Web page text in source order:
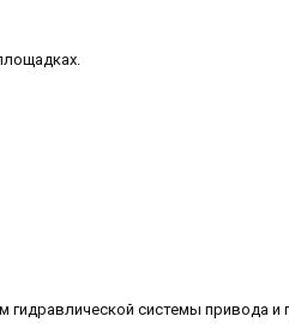
системы привода и